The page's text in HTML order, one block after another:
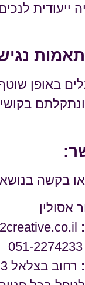
ייעודית
באופן
בקשה בנושא
אסולין
רחוב בצלאל 3, רמת גן, ישראל